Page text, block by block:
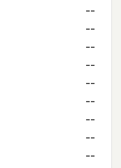
--
--
--
--
--
--
--
--
--